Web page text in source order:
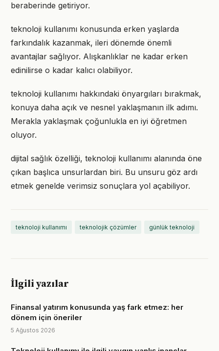
beraberinde getiriyor.
teknoloji kullanımı konusunda erken yaşlarda
farkındalık kazanmak, ileri dönemde önemli
avantajlar sağlıyor. Alışkanlıklar ne kadar erken
edinilirse o kadar kalıcı olabiliyor.
teknoloji kullanımı hakkındaki önyargıları bırakmak,
konuya daha açık ve nesnel yaklaşmanın ilk adımı.
Merakla yaklaşmak çoğunlukla en iyi öğretmen
oluyor.
dijital sağlık özelliği, teknoloji kullanımı alanında öne
çıkan başlıca unsurlardan biri. Bu unsuru göz ardı
etmek genelde verimsiz sonuçlara yol açabiliyor.
teknoloji kullanımı teknolojik çözümler günlük teknoloji
İlgili yazılar
Finansal yatırım konusunda yaş fark etmez: her
dönem için öneriler
5 Ağustos 2026